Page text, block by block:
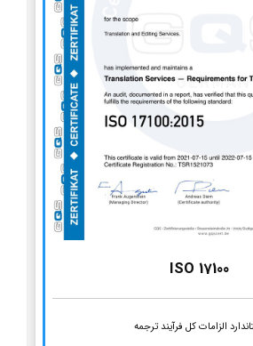
ISO 17100
الزامات کل فرآیند ترجمه